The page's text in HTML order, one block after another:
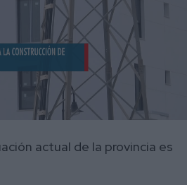
actual de la provincia es